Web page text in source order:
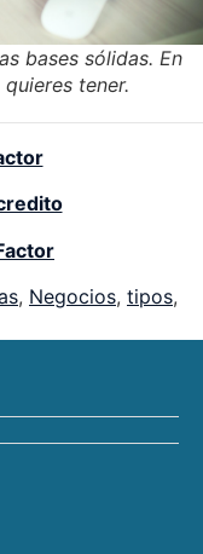
bases sólidas. En
tener.
, Negocios, tipos,